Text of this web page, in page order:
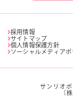
採用情報
サイトマップ
個人情報保護方針
ソーシャルメディアポ
サンリオ
（